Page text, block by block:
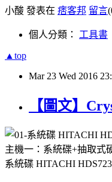
小酸 發表在 痞客邦 留言
個人分類： 工具書
▲top
Mar 23 Wed 2016
【圖文】
主機一：系統碟+抽取式
系統碟 HITACHI